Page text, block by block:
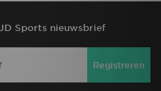
Sports nieuwsbrief
Registreren